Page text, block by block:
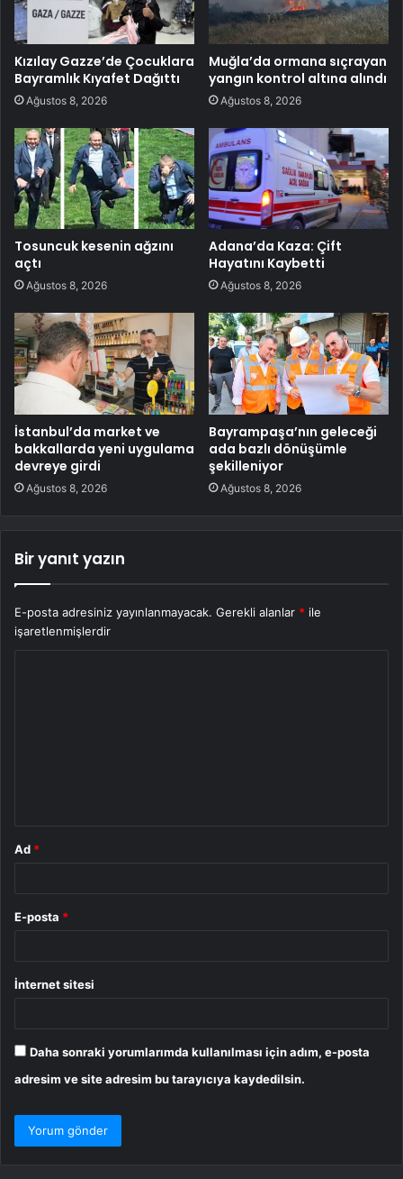
Kızılay Gazze’de Çocuklara
Bayramlık Kıyafet Dağıttı
Ağustos 8, 2026
Muğla’da ormana sıçrayan
yangın kontrol altına alındı
Ağustos 8, 2026
Tosuncuk kesenin ağzını
açtı
Ağustos 8, 2026
Adana’da Kaza: Çift
Hayatını Kaybetti
Ağustos 8, 2026
İstanbul’da market ve
bakkallarda yeni uygulama
devreye girdi
Ağustos 8, 2026
Bayrampaşa’nın geleceği
ada bazlı dönüşümle
şekilleniyor
Ağustos 8, 2026
Bir yanıt yazın
E-posta adresiniz yayınlanmayacak. Gerekli alanlar * ile
işaretlenmişlerdir
Ad *
E-posta *
İnternet sitesi
Daha sonraki yorumlarımda kullanılması için adım, e-posta
adresim ve site adresim bu tarayıcıya kaydedilsin.